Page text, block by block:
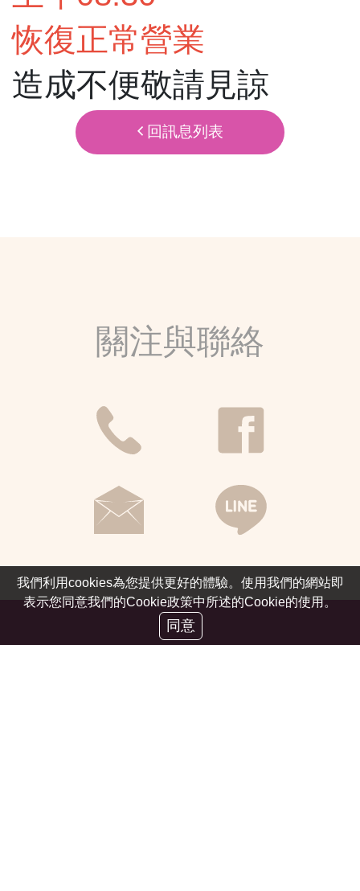
我們利用cookies為您提供更好的體驗。使用我們的網站即
表示您同意我們的Cookie政策中所述的Cookie的使用。
同意
恢復正常營業
造成不便敬請見諒
回訊息列表
關注與聯絡